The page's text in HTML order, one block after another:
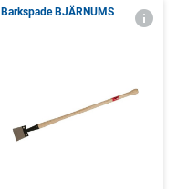
Barkspade BJÄRNUMS